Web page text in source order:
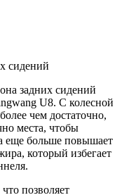
сидений
задних сидений
U8. С колесной
чем достаточно,
места, чтобы
еще больше повышает
который избегает
позволяет